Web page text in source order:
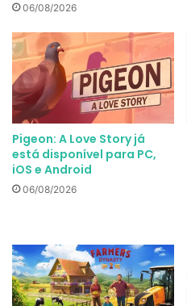
06/08/2026
Pigeon: A Love Story já
está disponível para PC,
iOS e Android
06/08/2026